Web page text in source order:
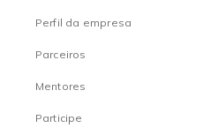
Perfil da empresa
Parceiros
Mentores
Participe